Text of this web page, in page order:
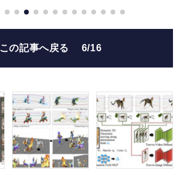
この記事へ戻る 6/16